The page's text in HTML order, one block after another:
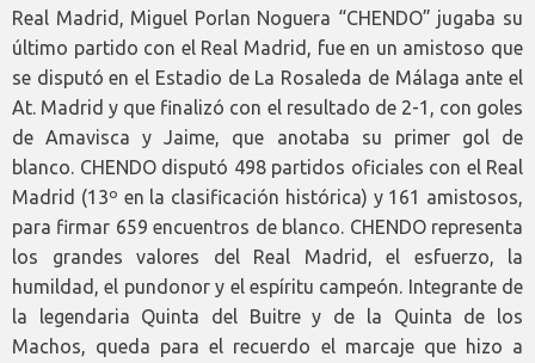
Real Madrid, Miguel Porlan Noguera “CHENDO” jugaba su
último partido con el Real Madrid, fue en un amistoso que
se disputó en el Estadio de La Rosaleda de Málaga ante el
At. Madrid y que finalizó con el resultado de 2-1, con goles
de Amavisca y Jaime, que anotaba su primer gol de
blanco. CHENDO disputó 498 partidos oficiales con el Real
Madrid (13º en la clasificación histórica) y 161 amistosos,
para firmar 659 encuentros de blanco. CHENDO representa
los grandes valores del Real Madrid, el esfuerzo, la
humildad, el pundonor y el espíritu campeón. Integrante de
la legendaria Quinta del Buitre y de la Quinta de los
Machos, queda para el recuerdo el marcaje que hizo a